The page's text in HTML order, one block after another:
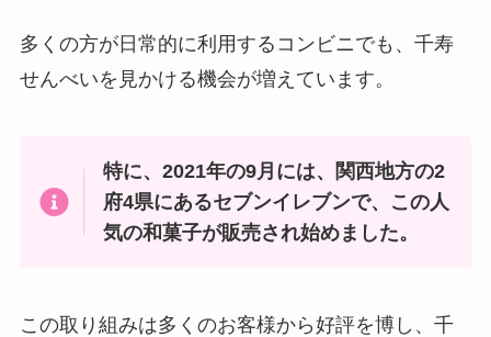
多くの方が日常的に利用するコンビニでも、千寿
せんべいを見かける機会が増えています。
特に、2021年の9月には、関西地方の2
府4県にあるセブンイレブンで、この人
気の和菓子が販売され始めました。
この取り組みは多くのお客様から好評を博し、千